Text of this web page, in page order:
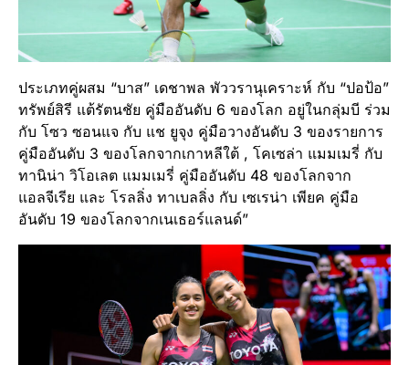
ประเภทคู่ผสม “บาส” เดชาพล พัววรานุเคราะห์ กับ “ปอป้อ”
ทรัพย์สิรี แต้รัตนชัย คู่มืออันดับ 6 ของโลก อยู่ในกลุ่มบี ร่วม
กับ โซว ซอนแจ กับ แช ยูจุง คู่มือวางอันดับ 3 ของรายการ
คู่มืออันดับ 3 ของโลกจากเกาหลีใต้ , โคเซล่า แมมเมรี่ กับ
ทานิน่า วิโอเลต แมมเมรี่ คู่มืออันดับ 48 ของโลกจาก
แอลจีเรีย และ โรลลิ่ง ทาเบลลิ่ง กับ เซเรน่า เพียค คู่มือ
อันดับ 19 ของโลกจากเนเธอร์แลนด์”